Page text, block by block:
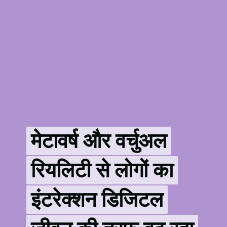
मेटावर्ष और वर्चुअल
रियलिटी से लोगों का
इंटरेक्शन डिजिटल
मेटावर्ष और वर्चुअल
रियलिटी से लोगों का
इंटरेक्शन डिजिटल